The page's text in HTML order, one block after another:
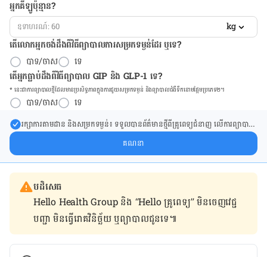
អ្នកគីឡូប៉ុន្មាន?
kg
តើលោកអ្នកចង់ដឹង​ពីវិធីព្យាបាលការសម្រកទម្ងន់ដែរ ឬទេ?
បាទ/ចាស
ទេ
តើអ្នកធ្លាប់ដឹងពីវិធីព្យាបាល GIP និង GLP-1 ទេ?
* នេះ​ជា​ការ​ព្យា​បាល​ថ្មីដែល​​មាន​ប្រសិទ្ធ​ភាព​ក្នុង​ការ​ជួយ​សម្រក​ទម្ងន់ និង​ព្យា​បាល​ជំ​ងឺ​ទឹក​នោម​ផ្អែម​ប្រភេទ២។
បាទ/ចាស ទេ
រក្សា​ការ​តាមដាន និងសម្រក​ទម្ងន់៖ ទទួលបាន​ព័ត៌​មាន​ថ្មី​ពី​គ្រូពេទ្យ​ជំនាញ លើ​ការ​ព្យា​បាល​
ការសម្រក​ទម្ងន់ និងការផ្តល់ជំនួយដោយផ្ទាល់​ក្នុង​ប្រអប់​សារ​របស់​អ្នក។
គណនា
បដិសេធ
Hello Health Group និង “Hello គ្រូពេទ្យ” មិន​ចេញ​វេជ្ជ
បញ្ជា មិន​ធ្វើ​រោគវិនិច្ឆ័យ ឬ​ព្យាបាល​ជូន​ទេ៕